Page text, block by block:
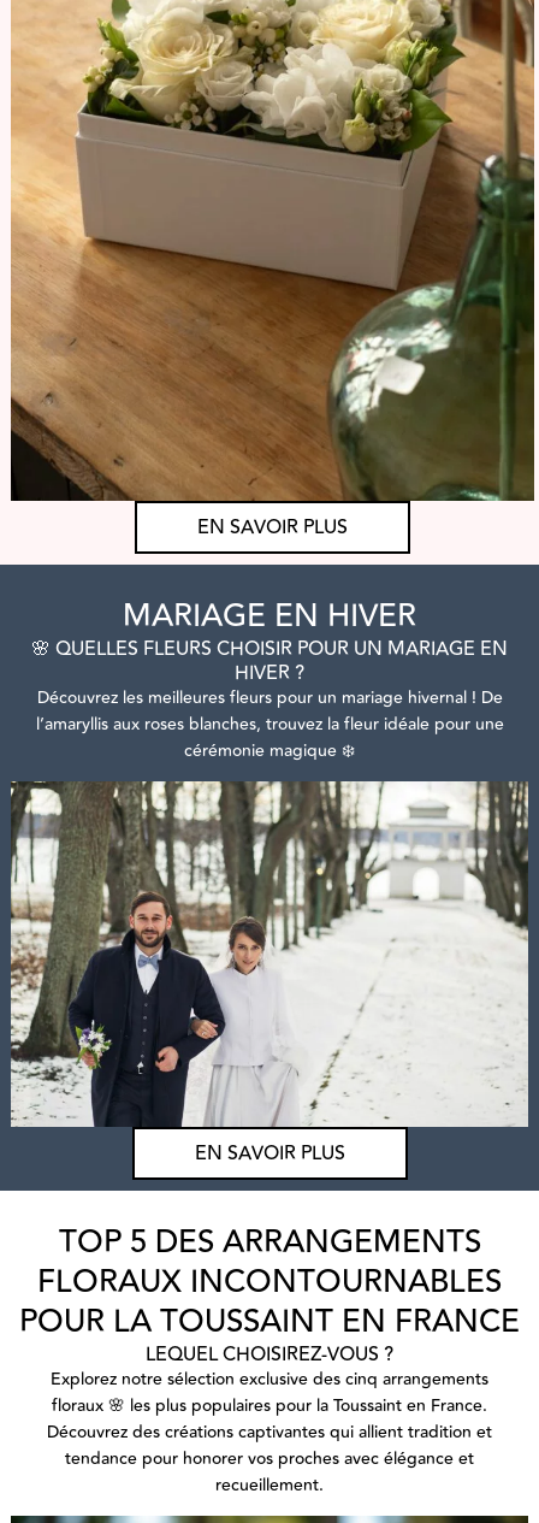
EN SAVOIR PLUS
MARIAGE EN HIVER
🌸 QUELLES FLEURS CHOISIR POUR UN MARIAGE EN
HIVER ?
Découvrez les meilleures fleurs pour un mariage hivernal ! De
l’amaryllis aux roses blanches, trouvez la fleur idéale pour une
cérémonie magique ❄️
EN SAVOIR PLUS
TOP 5 DES ARRANGEMENTS
FLORAUX INCONTOURNABLES
POUR LA TOUSSAINT EN FRANCE
LEQUEL CHOISIREZ-VOUS ?
Explorez notre sélection exclusive des cinq arrangements
floraux 🌸 les plus populaires pour la Toussaint en France.
Découvrez des créations captivantes qui allient tradition et
tendance pour honorer vos proches avec élégance et
recueillement.